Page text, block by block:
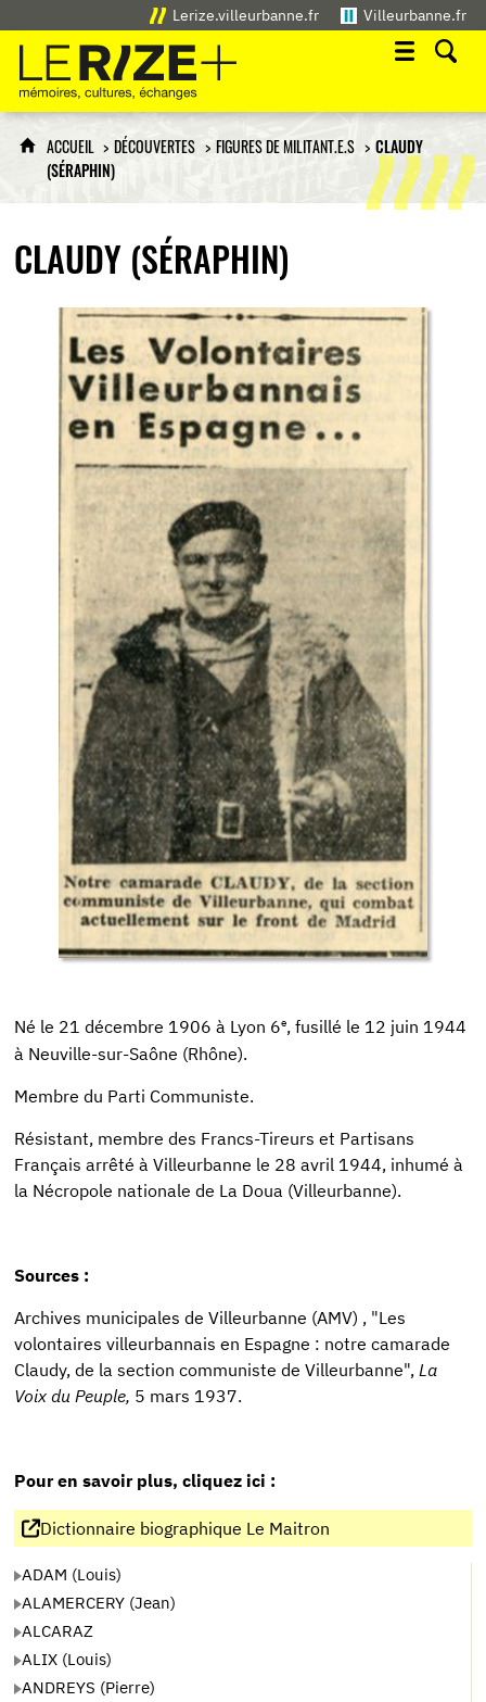
Lerize.villeurbanne.fr Villeurbanne.fr
Le Rize+
mémoires, cultures, échanges
ACCUEIL DÉCOUVERTES FIGURES DE MILITANT.E.S
CLAUDY
(SÉRAPHIN)
CLAUDY (SÉRAPHIN)
Né le 21 décembre 1906 à Lyon 6e, fusillé le 12 juin 1944
à Neuville-sur-Saône (Rhône).
Membre du Parti Communiste.
Résistant, membre des Francs-Tireurs et Partisans
Français arrêté à Villeurbanne le 28 avril 1944, inhumé à
la Nécropole nationale de La Doua (Villeurbanne).
Sources :
Archives municipales de Villeurbanne (AMV) , "Les
volontaires villeurbannais en Espagne : notre camarade
Claudy, de la section communiste de Villeurbanne", La
Voix du Peuple, 5 mars 1937.
Pour en savoir plus, cliquez ici :
Dictionnaire biographique Le Maitron
ADAM (Louis)
ALAMERCERY (Jean)
ALCARAZ
ALIX (Louis)
ANDREYS (Pierre)